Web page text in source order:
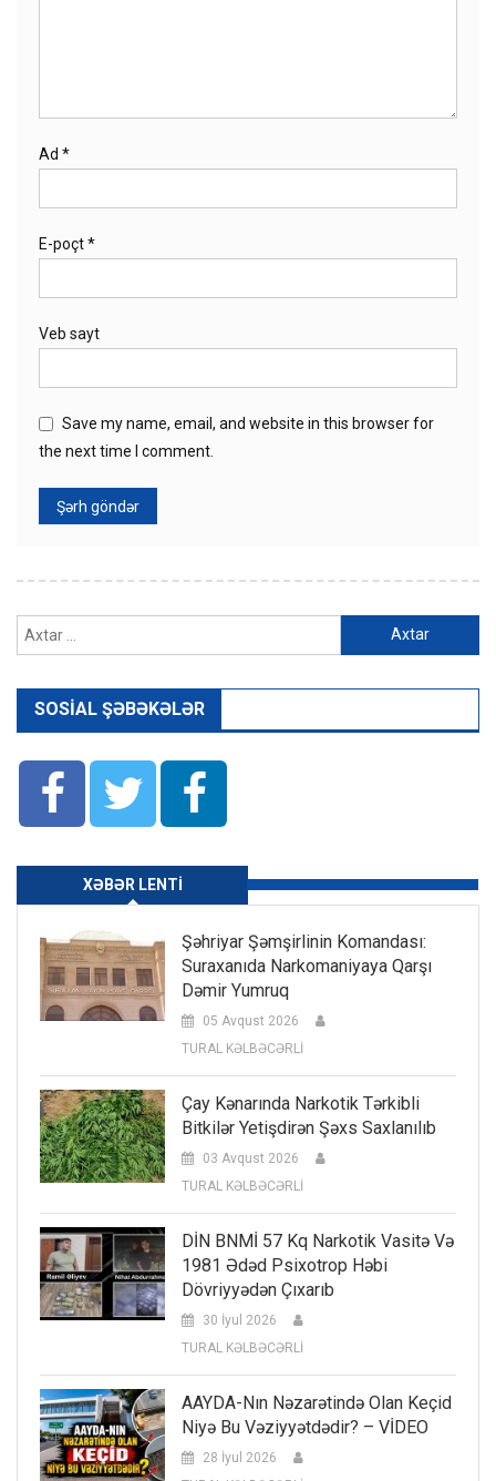
Ad *
E-poçt*
Veb sayt
Save my name, email, and website in this browser for
the next time I comment.
SOSIAL ŞƏBƏKƏLƏR
XƏBƏR LENTI
Şəhriyar Şəmşirlinin Komandası:
Suraxanıda Narkomaniyaya Qarşı
Dəmir Yumruq
05 Avqust 2026
TURAL KƏLBƏCƏRLİ
Çay Kənarında Narkotik Tərkibli
Bitkilər Yetişdirən Şəxs Saxlanılıb
03 Avqust 2026
TURAL KƏLBƏCƏRLİ
DİN BNMİ 57 Kq Narkotik Vasitə Və
1981 Ədəd Psixotrop Həbi
Dövriyyədən Çıxarıb
30 İyul 2026
TURAL KƏLBƏCƏRLİ
AAYDA-Nın Nəzarətində Olan Keçid
Niyə Bu Vəziyyətdədir? – VİDEO
28 İyul 2026